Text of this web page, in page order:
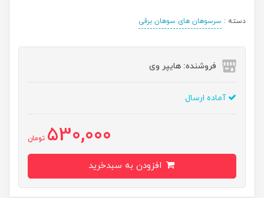
دسته : سرسوهان های سوهان برقی
فروشنده: هایپر وی
آماده ارسال
530,000 تومان